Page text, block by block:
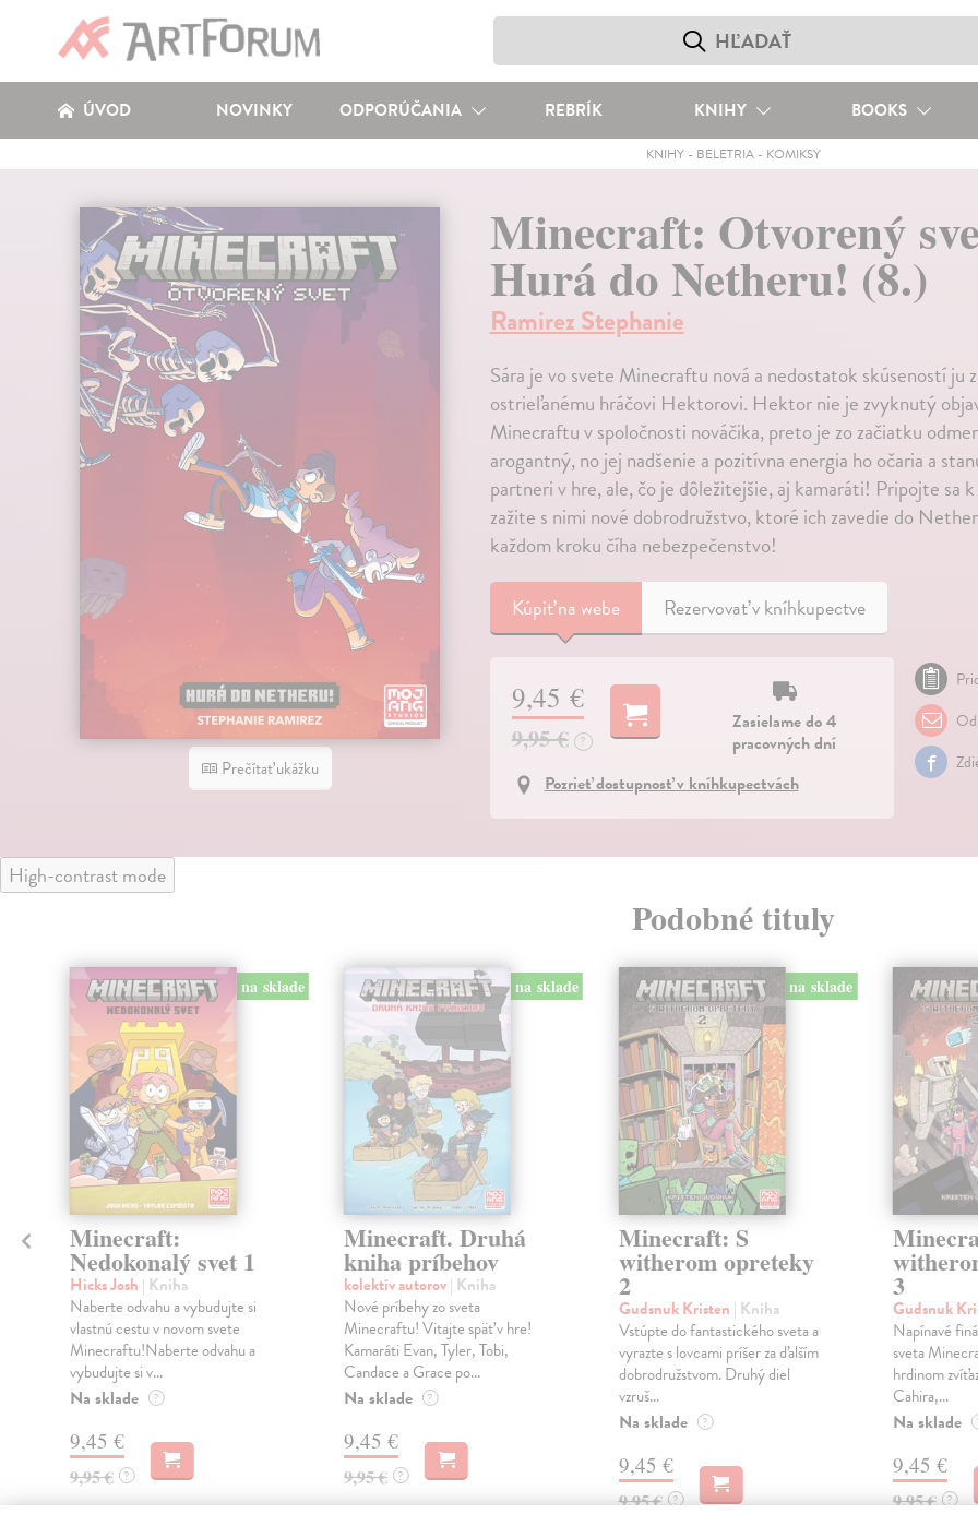
ÚVOD NOVINKY ODPORÚČANIA REBRÍK KNIHY BOOKS
KNIHY- BELETRIA- KOMIKSY
Prečítať ukážku
Minecraft: Otvorený
Hurá do Netheru! (8.)
Ramirez Stephanie
Sára je vo svete Minecraftu nová a nedostatok skúseností ju
ostrieľanému hráčovi Hektorovi. Hektor nie je zvyknutý
Minecraftu v spoločnosti nováčika, preto je zo začiatku
arogantný, no jej nadšenie a pozitívna energia ho očaria a
partneri v hre, ale, čo je dôležitejšie, aj kamaráti! Pripojte sa
zažite s nimi nové dobrodružstvo, ktoré ich zavedie do
každom kroku číha nebezpečenstvo!
Kúpiťna webe Rezervovať v kníhkupectve
9,45 €
9,95 € ?
Zasielame do 4
pracovných dní
Pozrieť dostupnosť v kníhkupectvách
High-contrast mode
Podobné tituly
na sklade
Minecraft:
Nedokonalý svet 1
Hicks Josh | Kniha
Naberte odvahu a vybudujte si
vlastnú cestu v novom svete
Minecraftu!Naberte odvahu a
vybudujte si v...
Na sklade ?
9,45 €
9,95 € ?
na sklade
Minecraft. Druhá
kniha príbehov
kolektív autorov| Kniha
Nové príbehy zo sveta
Minecraftu! Vitajte späť v hre!
Kamaráti Evan, Tyler, Tobi,
Candace a Grace po...
Na sklade ?
9,45 €
9,95 € ?
na sklade
Minecraft: S
witherom opreteky
2
Gudsnuk Kristen | Kniha
Vstúpte do fantastického sveta a
vyrazte s lovcami príšer za ďalším
dobrodružstvom. Druhý diel
vzruš...
Na sklade ?
9,45 €
9,95 € ?
3
Gudsnuk
Napínavé
sveta
hrdinom
Cahira,...
Na sklade
9,45 €
9,95 € ?